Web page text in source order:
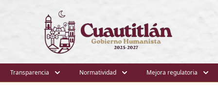
Transparencia Normatividad Mejora regulatoria